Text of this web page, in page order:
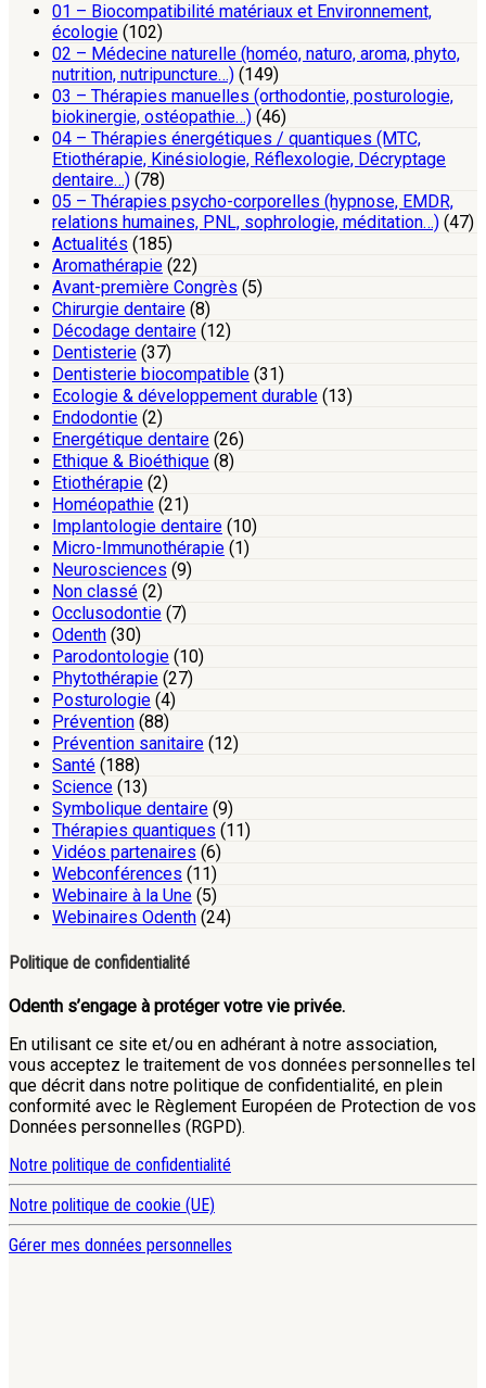
01 – Biocompatibilité matériaux et Environnement,
écologie (102)
02 – Médecine naturelle (homéo, naturo, aroma, phyto,
nutrition, nutripuncture…) (149)
03 – Thérapies manuelles (orthodontie, posturologie,
biokinergie, ostéopathie…) (46)
04 – Thérapies énergétiques / quantiques (MTC,
Etiothérapie, Kinésiologie, Réflexologie, Décryptage
dentaire…) (78)
05 – Thérapies psycho-corporelles (hypnose, EMDR,
relations humaines, PNL, sophrologie, méditation…) (47)
Actualités (185)
Aromathérapie (22)
Avant-première Congrès (5)
Chirurgie dentaire (8)
Décodage dentaire (12)
Dentisterie (37)
Dentisterie biocompatible (31)
Ecologie & développement durable (13)
Endodontie (2)
Energétique dentaire (26)
Ethique & Bioéthique (8)
Etiothérapie (2)
Homéopathie (21)
Implantologie dentaire (10)
Micro-Immunothérapie (1)
Neurosciences (9)
Non classé (2)
Occlusodontie (7)
Odenth (30)
Parodontologie (10)
Phytothérapie (27)
Posturologie (4)
Prévention (88)
Prévention sanitaire (12)
Santé (188)
Science (13)
Symbolique dentaire (9)
Thérapies quantiques (11)
Vidéos partenaires (6)
Webconférences (11)
Webinaire à la Une (5)
Webinaires Odenth (24)
Politique de confidentialité
Odenth s’engage à protéger votre vie privée.
En utilisant ce site et/ou en adhérant à notre association,
vous acceptez le traitement de vos données personnelles tel
que décrit dans notre politique de confidentialité, en plein
conformité avec le Règlement Européen de Protection de vos
Données personnelles (RGPD).
Notre politique de confidentialité
Notre politique de cookie (UE)
Gérer mes données personnelles